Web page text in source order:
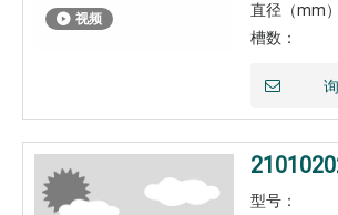
视频
直径（mm
槽数：
型号：